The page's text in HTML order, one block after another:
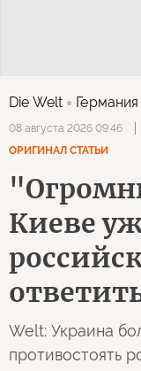
Die Welt Германия
08 августа 2026 09:46
ОРИГИНАЛ СТАТЬИ
Киеве
Welt: Украина
противостоять